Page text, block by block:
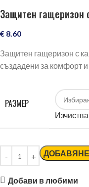
Защитен гащеризон с
€ 8.60
Защитен гащеризон с
създадени за комфорт
РАЗМЕР
Добави в любими